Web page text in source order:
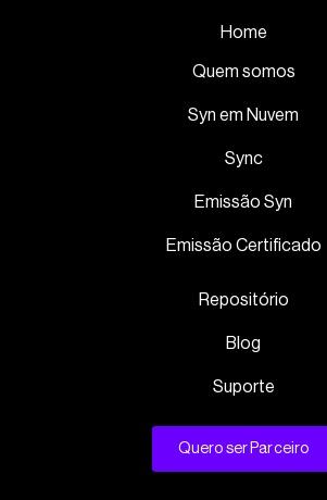
Home
Quem somos
Syn em Nuvem
Sync
Emissão Syn
Emissão Certificado
Repositório
Blog
Suporte
Quero ser Parceiro